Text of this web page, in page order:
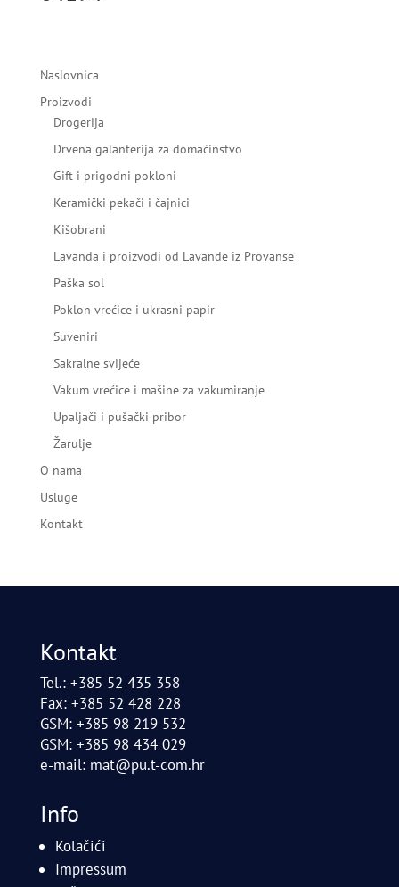
Naslovnica
Proizvodi
Drogerija
Drvena galanterija za domaćinstvo
Gift i prigodni pokloni
Keramički pekači i čajnici
Kišobrani
Lavanda i proizvodi od Lavande iz Provanse
Paška sol
Poklon vrećice i ukrasni papir
Suveniri
Sakralne svijeće
Vakum vrećice i mašine za vakumiranje
Upaljači i pušački pribor
Žarulje
O nama
Usluge
Kontakt
Kontakt
Tel.: +385 52 435 358
Fax: +385 52 428 228
GSM: +385 98 219 532
GSM: +385 98 434 029
e-mail: mat@pu.t-com.hr
Info
Kolačići
Impressum